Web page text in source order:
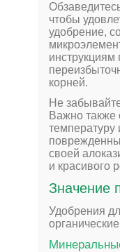
чтобы
удобрение,
корней.
Не
Важно также
температуру
своей
и красивого
Значение
Удобрения